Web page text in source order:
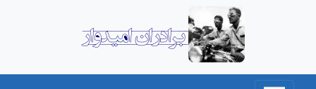
برادران امیدوار